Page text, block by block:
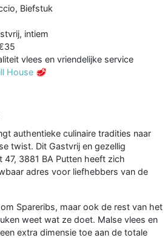
Biefstuk
intiem
vlees en vriendelijke service
House 🥩
authentieke culinaire tradities naar
twist. Dit Gastvrij en gezellig
47, 3881 BA Putten heeft zich
adres voor liefhebbers van de
Spareribs, maar ook de rest van het
weet wat ze doet. Malse vlees en
extra dimensie toe aan de totale